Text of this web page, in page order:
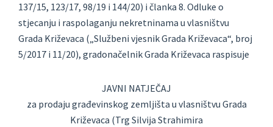
137/15, 123/17, 98/19 i 144/20) i članka 8. Odluke o
stjecanju i raspolaganju nekretninama u vlasništvu
Grada Križevaca („Službeni vjesnik Grada Križevaca“, broj
5/2017 i 11/20), gradonačelnik Grada Križevaca raspisuje
JAVNI NATJEČAJ
za prodaju građevinskog zemljišta u vlasništvu Grada
Križevaca (Trg Silvija Strahimira